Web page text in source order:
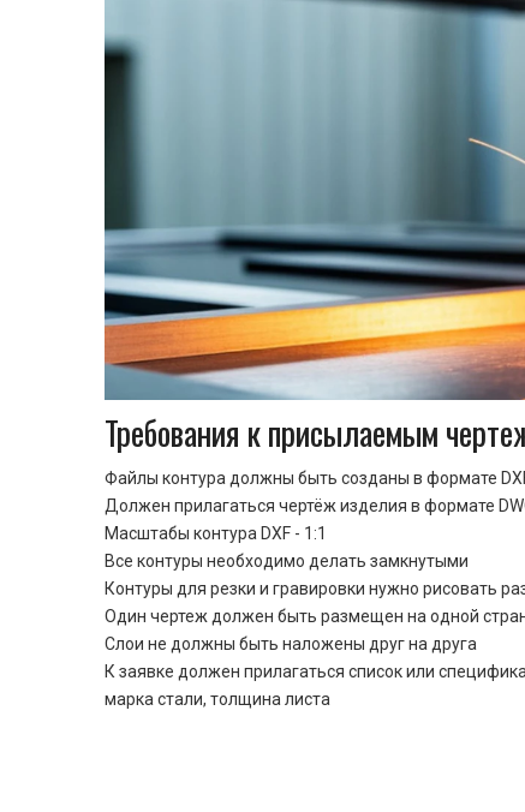
Требования к присылаемым
Файлы контура должны быть созданы в формате
Должен прилагаться чертёж изделия в формате
Масштабы контура DXF - 1:1
Все контуры необходимо делать замкнутыми
Контуры для резки и гравировки нужно рисовать
Один чертеж должен быть размещен на одной
Cлои не должны быть наложены друг на друга
К заявке должен прилагаться список или
марка стали, толщина листа